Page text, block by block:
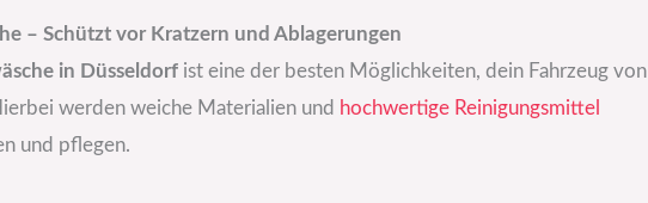
– Schützt vor Kratzern und Ablagerungen
in Düsseldorf ist eine der besten Möglichkeiten, dein Fahrzeug von
werden weiche Materialien und hochwertige Reinigungsmittel
und pflegen.